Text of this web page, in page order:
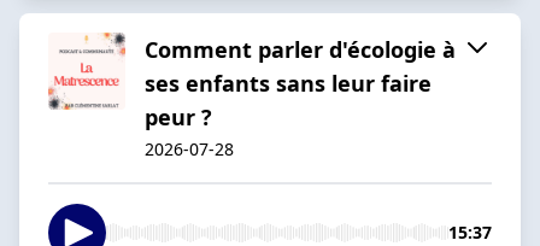
Comment parler d'écologie à
ses enfants sans leur faire
peur ?
2026-07-28
15:37